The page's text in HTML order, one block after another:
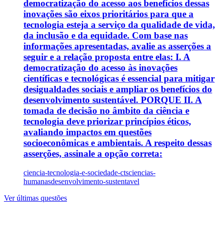
democratização do acesso aos benefícios dessas
inovações são eixos prioritários para que a
tecnologia esteja a serviço da qualidade de vida,
da inclusão e da equidade. Com base nas
informações apresentadas, avalie as asserções a
seguir e a relação proposta entre elas: I. A
democratização do acesso às inovações
científicas e tecnológicas é essencial para mitigar
desigualdades sociais e ampliar os benefícios do
desenvolvimento sustentável. PORQUE II. A
tomada de decisão no âmbito da ciência e
tecnologia deve priorizar princípios éticos,
avaliando impactos em questões
socioeconômicas e ambientais. A respeito dessas
asserções, assinale a opção correta:
ciencia-tecnologia-e-sociedade-ctsciencias-
humanasdesenvolvimento-sustentavel
Ver últimas questões